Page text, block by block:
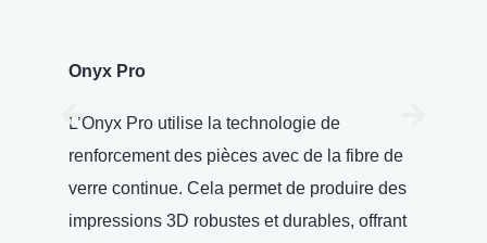
Onyx Pro
L’Onyx Pro utilise la technologie de
renforcement des pièces avec de la fibre de
verre continue. Cela permet de produire des
impressions 3D robustes et durables, offrant